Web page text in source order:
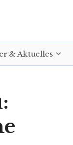
& Aktuelles